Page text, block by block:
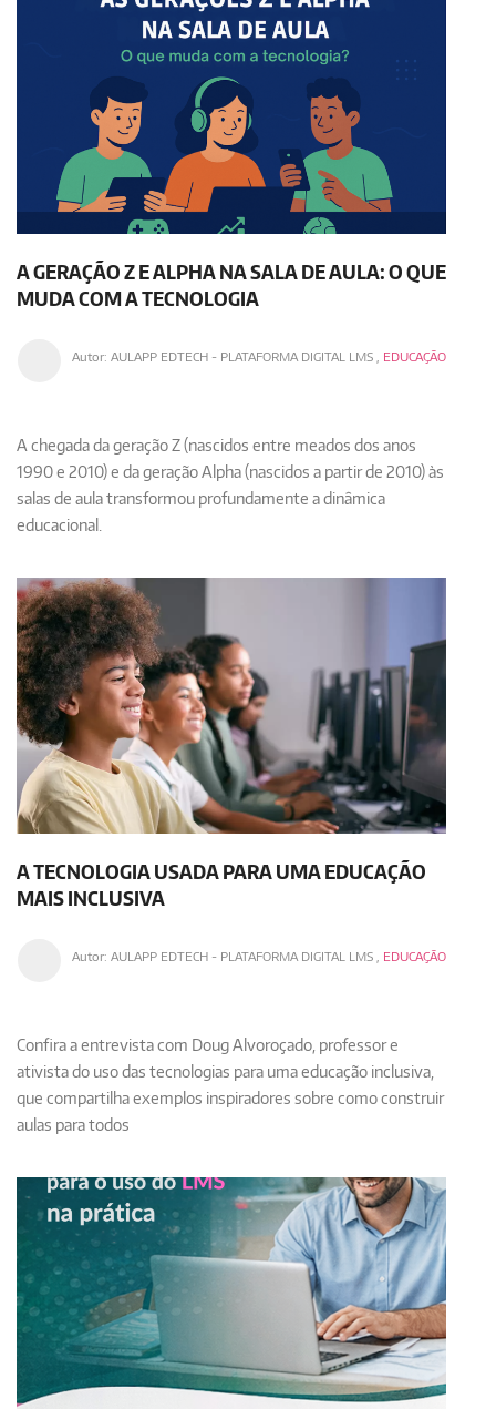
A GERAÇÃO Z E ALPHA NA SALA DE AULA: O QUE
MUDA COM A TECNOLOGIA
Autor: AULAPP EDTECH - PLATAFORMA DIGITAL LMS, EDUCAÇÃO
A chegada da geração Z (nascidos entre meados dos anos
1990 e 2010) e da geração Alpha (nascidos a partir de 2010) às
salas de aula transformou profundamente a dinâmica
educacional.
A TECNOLOGIA USADA PARA UMA EDUCAÇÃO
MAIS INCLUSIVA
Autor: AULAPP EDTECH - PLATAFORMA DIGITAL LMS, EDUCAÇÃO
Confira a entrevista com Doug Alvoroçado, professor e
ativista do uso das tecnologias para uma educação inclusiva,
que compartilha exemplos inspiradores sobre como construir
aulas para todos